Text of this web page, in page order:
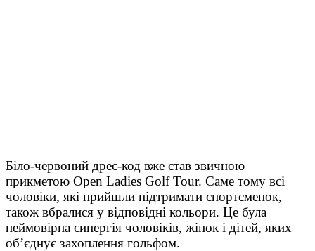
Біло-червоний дрес-код вже став звичною
прикметою Open Ladies Golf Tour. Саме тому всі
чоловіки, які прийшли підтримати спортсменок,
також вбралися у відповідні кольори. Це була
неймовірна синергія чоловіків, жінок і дітей, яких
об’єднує захоплення гольфом.